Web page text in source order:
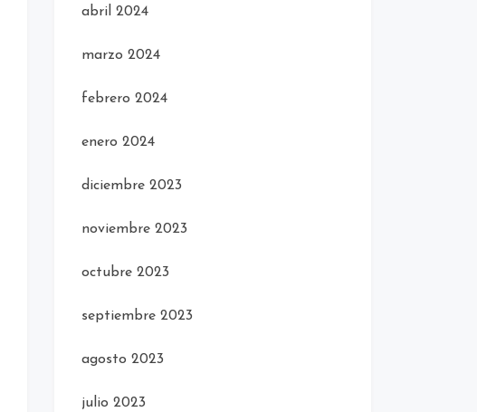
abril 2024
marzo 2024
febrero 2024
enero 2024
diciembre 2023
noviembre 2023
octubre 2023
septiembre 2023
agosto 2023
julio 2023